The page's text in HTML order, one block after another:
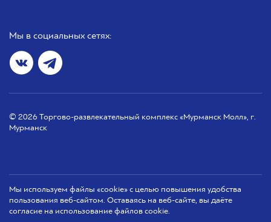
Мы в социальных сетях:
© 2026 Торгово-развлекательный комплекс «Мурманск Молл», г.
Мурманск
Мы используем файлы «cookie» с целью повышения удобства
пользования веб-сайтом. Оставаясь на веб-сайте, вы даёте
согласие на использование файлов cookie.